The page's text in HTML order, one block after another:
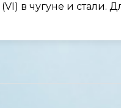
в чугуне и стали.